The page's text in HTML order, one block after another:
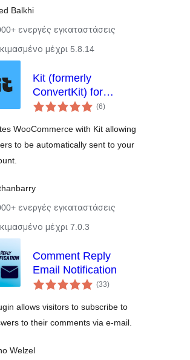
Balkhi
ενεργές εγκαταστάσεις
μέχρι 5.8.14
Kit (formerly
ConvertKit) for
WooCommerce
(6αξιολογήσεις
σύνολο
)
WooCommerce with Kit allowing
to be automatically sent to your
ενεργές εγκαταστάσεις
μέχρι 7.0.3
Comment Reply
Email Notification
(33αξιολογήσεις
σύνολο
)
allows visitors to subscribe to
to their comments via e-mail.
Welzel